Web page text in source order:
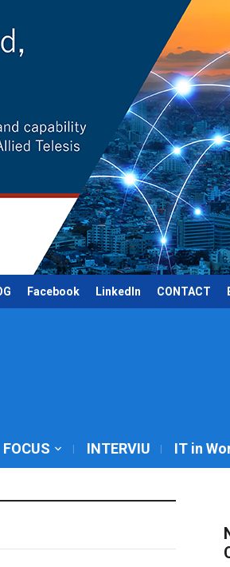
Facebook LinkedIn CONTACT
FOCUS INTERVIU IT in